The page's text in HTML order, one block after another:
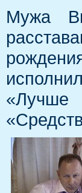
Мужа